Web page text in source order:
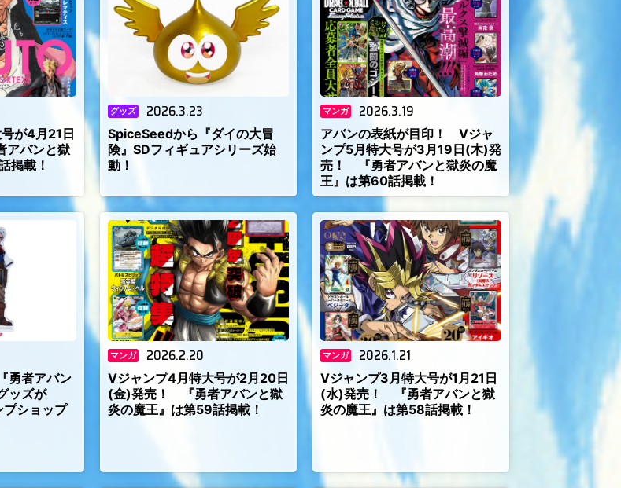
が4月21日
バンと獄
掲載！
グッズ 2026.3.23
SpiceSeedから『ダイの大冒
険』SDフィギュアシリーズ始
動！
マンガ 2026.3.19
アバンの表紙が目印！ Vジャ
ンプ5月特大号が3月19日(木)発
売！ 『勇者アバンと獄炎の魔
王』は第60話掲載！
勇者アバン
ッズが
ショップ
マンガ 2026.2.20
Vジャンプ4月特大号が2月20日
(金)発売！ 『勇者アバンと獄
炎の魔王』は第59話掲載！
マンガ 2026.1.21
Vジャンプ3月特大号が1月21日
(水)発売！ 『勇者アバンと獄
炎の魔王』は第58話掲載！